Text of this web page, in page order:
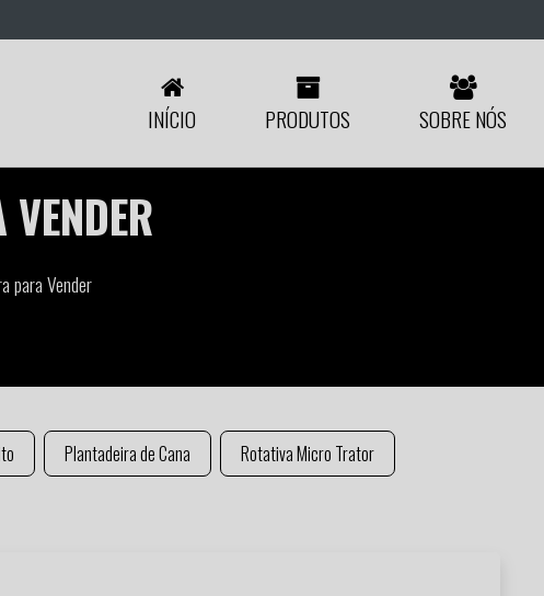
INÍCIO PRODUTOS SOBRE NÓS
para Vender
Plantadeira de Cana Rotativa Micro Trator